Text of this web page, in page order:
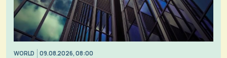
WORLD 09.08.2026, 08:00